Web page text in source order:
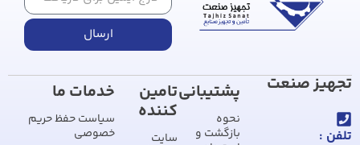
ارسال
صنعت
:
پشتیبانی
نحوه
بازگشت و
تامین
کننده
سایت
خدمات ما
سیاست حفظ حریم
خصوصی